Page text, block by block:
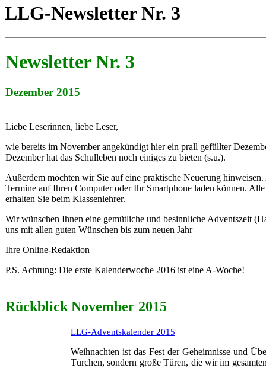
LLG-Newsletter Nr. 3
Newsletter Nr. 3
Dezember 2015
Liebe Leserinnen, liebe Leser,
wie bereits im November angekündigt hier ein prall gefüllter
Dezember hat das Schulleben noch einiges zu bieten (s.u.).
Außerdem möchten wir Sie auf eine praktische Neuerung
Termine auf Ihren Computer oder Ihr Smartphone laden können.
erhalten Sie beim Klassenlehrer.
Wir wünschen Ihnen eine gemütliche und besinnliche Adventszeit
uns mit allen guten Wünschen bis zum neuen Jahr
Ihre Online-Redaktion
P.S. Achtung: Die erste Kalenderwoche 2016 ist eine A-Woche!
Rückblick November 2015
LLG-Adventskalender 2015
Weihnachten ist das Fest der Geheimnisse und
Türchen, sondern große Türen, die wir im